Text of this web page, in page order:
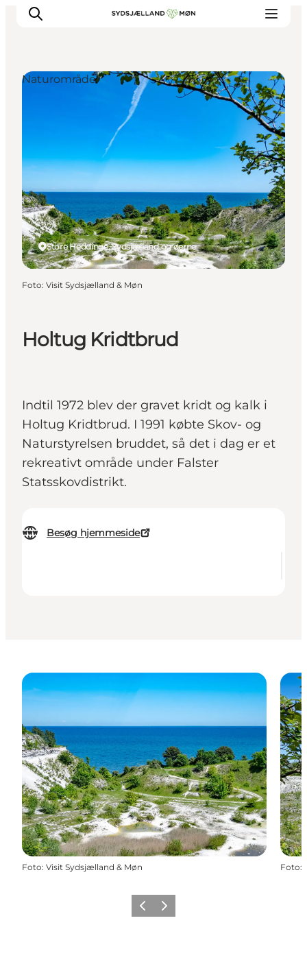
Byer og steder
Events
Spis
Overnat
Planlæg din tur
Holtug Kridtbrud
Indtil 1972 blev der gravet kridt og kalk i
Holtug Kridtbrud. I 1991 købte Skov- og
Naturstyrelsen bruddet, så det i dag er et
rekreativt område under Falster
Statsskovdistrikt.
Besøg hjemmeside
Store Heddinge, Sydsjælland og øerne
Naturområder
Foto: Visit Sydsjælland & Møn
Foto: Visit Sydsjælland & Møn Foto:
ForrigeNæste